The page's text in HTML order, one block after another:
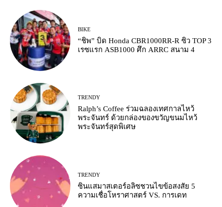
BIKE
“ชิพ” บิด Honda CBR1000RR-R ซิว TOP 3
เรซแรก ASB1000 ศึก ARRC สนาม 4
TRENDY
Ralph’s Coffee ร่วมฉลองเทศกาลไหว้
พระจันทร์ ด้วยกล่องของขวัญขนมไหว้
พระจันทร์สุดพิเศษ
TRENDY
ซินแสมาสเตอร์อลิซชวนไขข้อสงสัย 5
ความเชื่อโหราศาสตร์ VS. การเดท